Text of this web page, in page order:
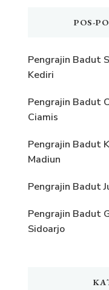
POS-
Pengrajin Badut
Kediri
Pengrajin Badut
Ciamis
Pengrajin Badut
Madiun
Pengrajin Badut
Pengrajin Badut
Sidoarjo